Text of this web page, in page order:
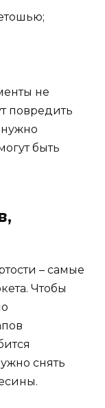
не
повредить
быть
– самые
Чтобы
снять